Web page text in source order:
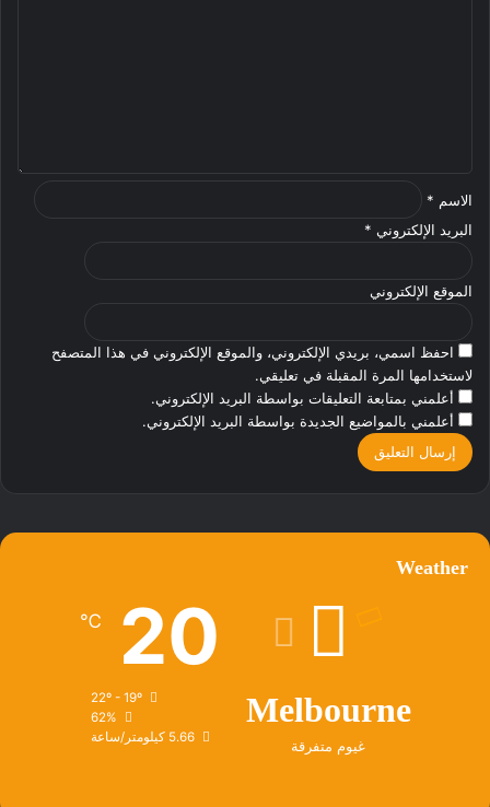
الاسم *
البريد الإلكتروني *
الموقع الإلكتروني
احفظ اسمي، بريدي الإلكتروني، والموقع الإلكتروني في هذا المتصفح
لاستخدامها المرة المقبلة في تعليقي.
أعلمني بمتابعة التعليقات بواسطة البريد الإلكتروني.
أعلمني بالمواضيع الجديدة بواسطة البريد الإلكتروني.
Weather
Melbourne
غيوم متفرقة
20
℃
22º - 19º
62%
5.66 كيلومتر/ساعة